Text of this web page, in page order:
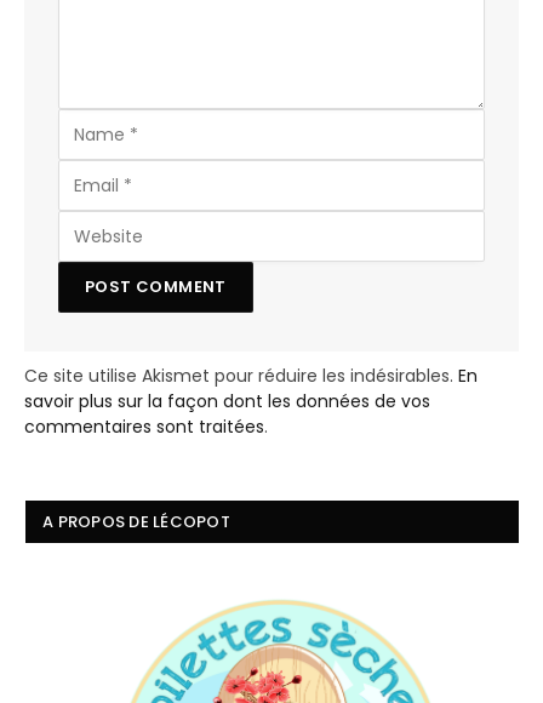
Ce site utilise Akismet pour réduire les indésirables. En
savoir plus sur la façon dont les données de vos
commentaires sont traitées.
A PROPOS DE LÉCOPOT